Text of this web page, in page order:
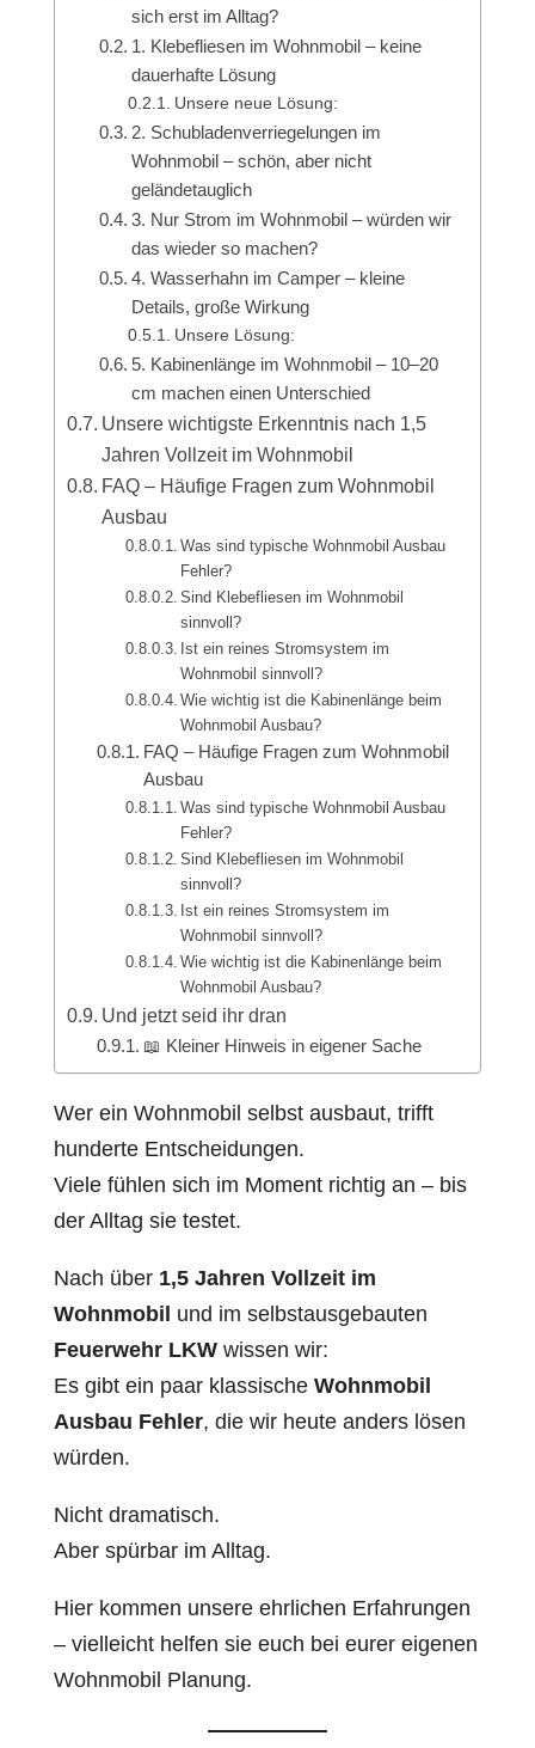
sich erst im Alltag?
1. Klebefliesen im Wohnmobil – keine
dauerhafte Lösung
Unsere neue Lösung:
2. Schubladenverriegelungen im
Wohnmobil – schön, aber nicht
geländetauglich
3. Nur Strom im Wohnmobil – würden wir
das wieder so machen?
4. Wasserhahn im Camper – kleine
Details, große Wirkung
Unsere Lösung:
5. Kabinenlänge im Wohnmobil – 10–20
cm machen einen Unterschied
Unsere wichtigste Erkenntnis nach 1,5
Jahren Vollzeit im Wohnmobil
FAQ – Häufige Fragen zum Wohnmobil
Ausbau
Was sind typische Wohnmobil Ausbau
Fehler?
Sind Klebefliesen im Wohnmobil
sinnvoll?
Ist ein reines Stromsystem im
Wohnmobil sinnvoll?
Wie wichtig ist die Kabinenlänge beim
Wohnmobil Ausbau?
FAQ – Häufige Fragen zum Wohnmobil
Ausbau
Was sind typische Wohnmobil Ausbau
Fehler?
Sind Klebefliesen im Wohnmobil
sinnvoll?
Ist ein reines Stromsystem im
Wohnmobil sinnvoll?
Wie wichtig ist die Kabinenlänge beim
Wohnmobil Ausbau?
Und jetzt seid ihr dran
📖 Kleiner Hinweis in eigener Sache
Wer ein Wohnmobil selbst ausbaut, trifft
hunderte Entscheidungen.
Viele fühlen sich im Moment richtig an – bis
der Alltag sie testet.
Nach über 1,5 Jahren Vollzeit im
Wohnmobil und im selbstausgebauten
Feuerwehr LKWwissen wir:
Es gibt ein paar klassische Wohnmobil
Ausbau Fehler, die wir heute anders lösen
würden.
Nicht dramatisch.
Aber spürbar im Alltag.
Hier kommen unsere ehrlichen Erfahrungen
– vielleicht helfen sie euch bei eurer eigenen
Wohnmobil Planung.